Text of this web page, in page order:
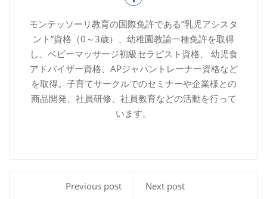
モンテッソーリ教育の国際免許である”乳児アシスタ
ント”資格（0～3歳）、幼稚園教諭一種免許を取得
し、ベビーマッサージ初級セラピスト資格、 幼児食
アドバイザー資格、APジャパントレーナー資格など
を取得。子育てサークルでのセミナーや企業様との
商品開発、社員研修、社員教育などの活動を行って
います。
Previous post
Next post